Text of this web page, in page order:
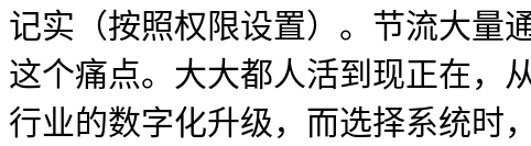
记实（按照权限设置）。节流大量
这个痛点。大大都人活到现正在
行业的数字化升级，而选择系统时